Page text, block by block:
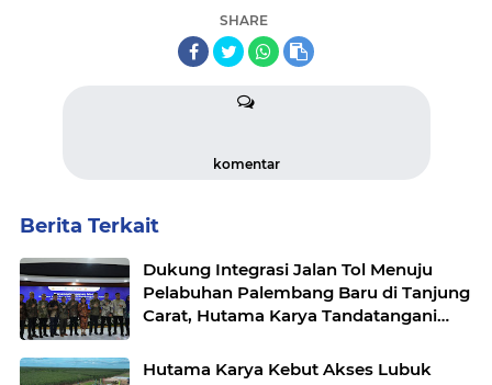
SHARE
komentar
Berita Terkait
Dukung Integrasi Jalan Tol Menuju
Pelabuhan Palembang Baru di Tanjung
Carat, Hutama Karya Tandatangani
Hutama Karya Kebut Akses Lubuk